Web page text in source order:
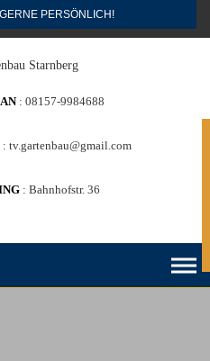
PERSÖNLICH!
08157-9984688
tv.gartenbau@gmail.com
Bahnhofstr. 36